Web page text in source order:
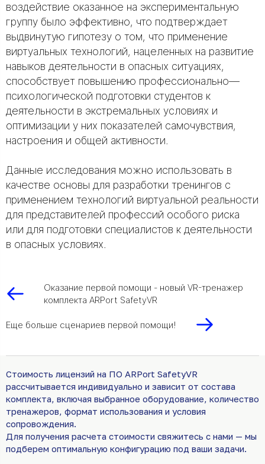
воздействие оказанное на экспериментальную
группу было эффективно, что подтверждает
выдвинутую гипотезу о том, что применение
виртуальных технологий, нацеленных на развитие
навыков деятельности в опасных ситуациях,
способствует повышению профессионально—
психологической подготовки студентов к
деятельности в экстремальных условиях и
оптимизации у них показателей самочувствия,
настроения и общей активности.
Данные исследования можно использовать в
качестве основы для разработки тренингов с
применением технологий виртуальной реальности
для представителей профессий особого риска
или для подготовки специалистов к деятельности
в опасных условиях.
Оказание первой помощи - новый VR-тренажер
комплекта ARPort SafetyVR
Еще больше сценариев первой помощи!
Стоимость лицензий на ПО ARPort SafetyVR
рассчитывается индивидуально и зависит от состава
комплекта, включая выбранное оборудование, количество
тренажеров, формат использования и условия
сопровождения.
Для получения расчета стоимости свяжитесь с нами — мы
подберем оптимальную конфигурацию под ваши задачи.